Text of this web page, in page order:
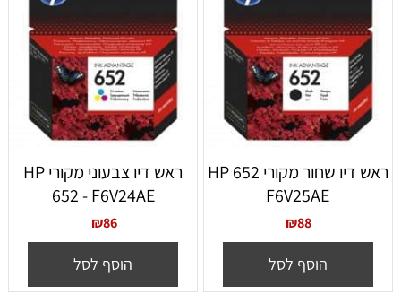
ראש דיו שחור מקורי 652 HP
F6V25AE
₪88
הוסף לסל
ראש דיו צבעוני מקורי HP
652 - F6V24AE
₪86
הוסף לסל